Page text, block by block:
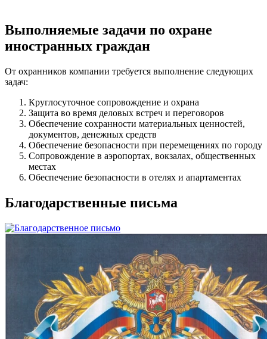
Выполняемые задачи по охране
иностранных граждан
От охранников компании требуется выполнение следующих
задач:
Круглосуточное сопровождение и охрана
Защита во время деловых встреч и переговоров
Обеспечение сохранности материальных ценностей,
документов, денежных средств
Обеспечение безопасности при перемещениях по городу
Сопровождение в аэропортах, вокзалах, общественных
местах
Обеспечение безопасности в отелях и апартаментах
Благодарственные письма